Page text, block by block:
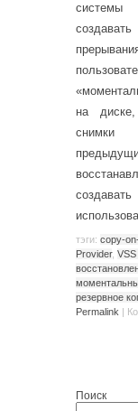
системы
на
снимки
тэги: copy-
Provider,
резервное
Permalink |
Поиск